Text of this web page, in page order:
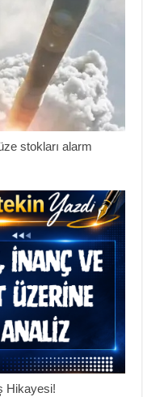
stokları alarm
Hikayesi!